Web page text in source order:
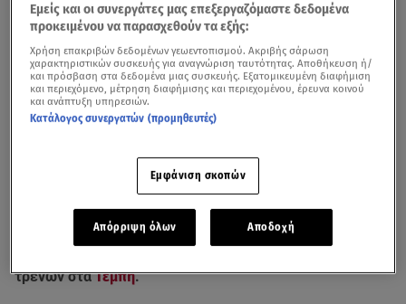
Η Hellenic Train εξέδωσε νέα ανακοίνωση για την
τρένων σταΤέμπη.
Εμείς και οι συνεργάτες μας επεξεργαζόμαστε δεδομένα
προκειμένου να παρασχεθούν τα εξής:
Χρήση επακριβών δεδομένων γεωεντοπισμού. Ακριβής σάρωση
χαρακτηριστικών συσκευής για αναγνώριση ταυτότητας. Αποθήκευση ή/
και πρόσβαση στα δεδομένα μιας συσκευής. Εξατομικευμένη διαφήμιση
και περιεχόμενο, μέτρηση διαφήμισης και περιεχομένου, έρευνα κοινού
και ανάπτυξη υπηρεσιών.
Κατάλογος συνεργατών (προμηθευτές)
Εμφάνιση σκοπών
Απόρριψη όλων Αποδοχή